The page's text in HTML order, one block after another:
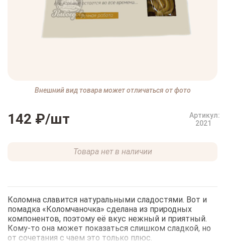
Внешний вид товара может отличаться от фото
142 ₽/шт
Артикул:
2021
Товара нет в наличии
Коломна славится натуральными сладостями. Вот и
помадка «Коломчаночка» сделана из природных
компонентов, поэтому её вкус нежный и приятный.
Кому-то она может показаться слишком сладкой, но
от сочетания с чаем это только плюс.